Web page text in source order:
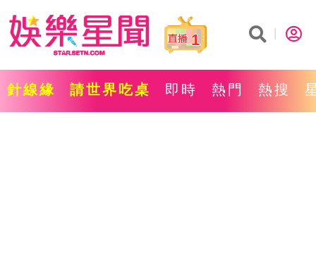
1
針線緣 請世界吃桌 即時 熱門 熱搜